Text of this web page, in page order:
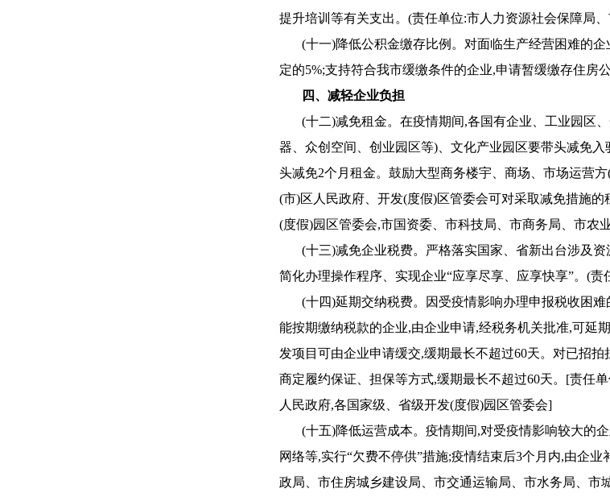
提升培训等有关支出。(责任单位:市人力资源社会保障局
(十一)降低公积金缴存比例。对面临生产经营困难的
定的5%;支持符合我市缓缴条件的企业,申请暂缓缴存住房
四、减轻企业负担
(十二)减免租金。在疫情期间,各国有企业、工业园区
器、众创空间、创业园区等)、文化产业园区要带头减免
头减免2个月租金。鼓励大型商务楼宇、商场、市场运营
(市)区人民政府、开发(度假)区管委会可对采取减免措施
(度假)园区管委会,市国资委、市科技局、市商务局、市
(十三)减免企业税费。严格落实国家、省新出台涉及
简化办理操作程序、实现企业“应享尽享、应享快享”。(
(十四)延期交纳税费。因受疫情影响办理申报税收困
能按期缴纳税款的企业,由企业申请,经税务机关批准,可延
发项目可由企业申请缓交,缓期最长不超过60天。对已招
商定履约保证、担保等方式,缓期最长不超过60天。[责任
人民政府,各国家级、省级开发(度假)园区管委会]
(十五)降低运营成本。疫情期间,对受疫情影响较大的
网络等,实行“欠费不停供”措施;疫情结束后3个月内,由企
政局、市住房城乡建设局、市交通运输局、市水务局、市